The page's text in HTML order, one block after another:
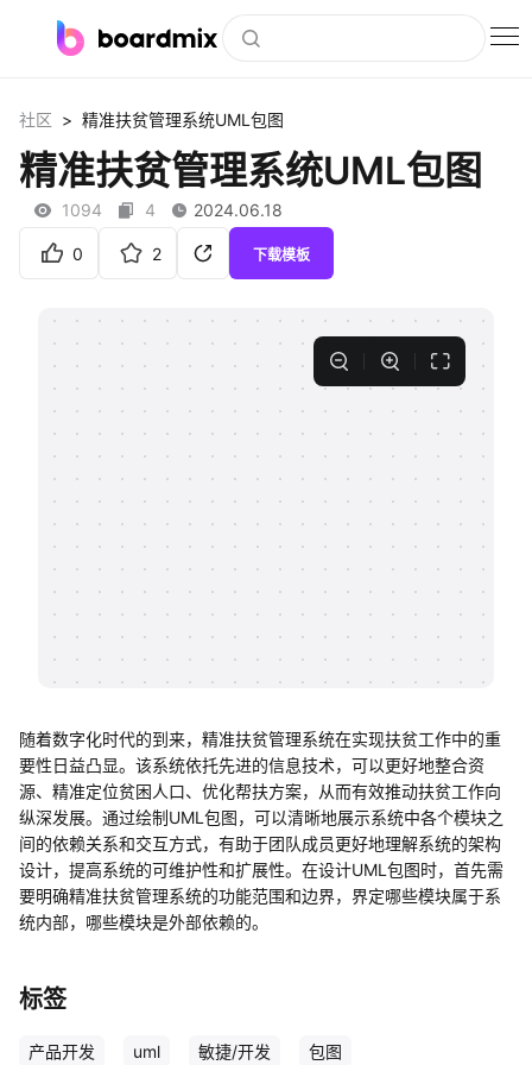
社区资源
下载
客户案例
社区 > 精准扶贫管理系统UML包图
精准扶贫管理系统UML包图
1094 4 2024.06.18
0 2 下载模板
随着数字化时代的到来，精准扶贫管理系统在实现扶贫工作中的重
要性日益凸显。该系统依托先进的信息技术，可以更好地整合资
源、精准定位贫困人口、优化帮扶方案，从而有效推动扶贫工作向
纵深发展。通过绘制UML包图，可以清晰地展示系统中各个模块之
间的依赖关系和交互方式，有助于团队成员更好地理解系统的架构
设计，提高系统的可维护性和扩展性。在设计UML包图时，首先需
要明确精准扶贫管理系统的功能范围和边界，界定哪些模块属于系
统内部，哪些模块是外部依赖的。
标签
产品开发 uml 敏捷/开发 包图